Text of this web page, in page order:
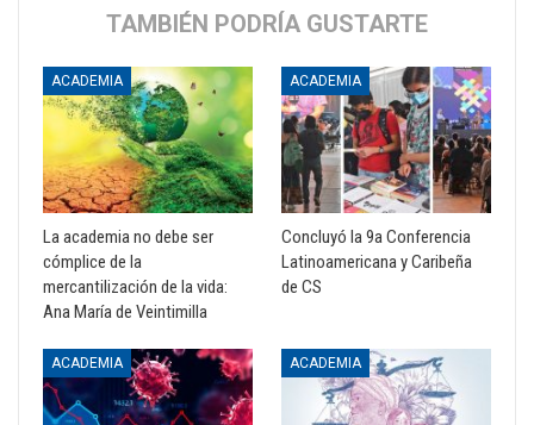
TAMBIÉN PODRÍA GUSTARTE
ACADEMIA
La academia no debe ser
cómplice de la
mercantilización de la vida:
Ana María de Veintimilla
ACADEMIA
Concluyó la 9a Conferencia
Latinoamericana y Caribeña
de CS
ACADEMIA ACADEMIA